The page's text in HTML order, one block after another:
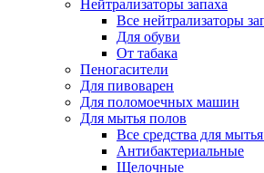
Нейтрализаторы запаха
Все нейтрализаторы
Для обуви
От табака
Пеногасители
Для пивоварен
Для поломоечных машин
Для мытья полов
Все средства для
Антибактериальные
Щелочные